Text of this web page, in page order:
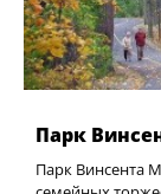
Парк
Парк Винсента